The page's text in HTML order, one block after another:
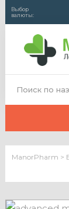
Выбор
валюты:
ManorPharm >